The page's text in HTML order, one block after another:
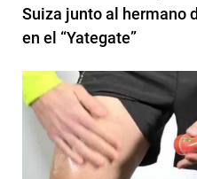
Suiza junto al hermano
en el “Yategate”